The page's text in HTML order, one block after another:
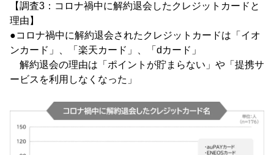
【調査3：コロナ禍中に解約退会したクレジットカードと
理由】
●コロナ禍中に解約退会されたクレジットカードは「イオ
ンカード」、「楽天カード」、「dカード」
解約退会の理由は「ポイントが貯まらない」や「提携サ
ービスを利用しなくなった」